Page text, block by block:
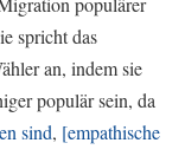
spricht das
an, indem sie
populär sein, da
sind, [empathische